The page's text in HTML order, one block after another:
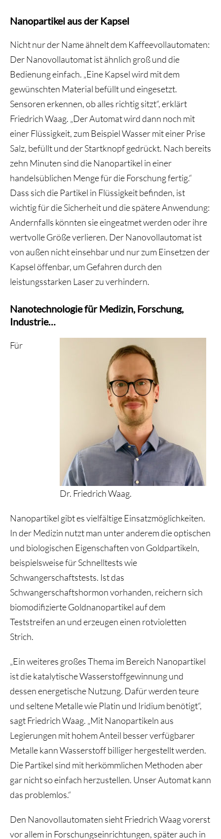
Nanopartikel aus der Kapsel
Nicht nur der Name ähnelt dem Kaffeevollautomaten:
Der Nanovollautomat ist ähnlich groß und die
Bedienung einfach. „Eine Kapsel wird mit dem
gewünschten Material befüllt und eingesetzt.
Sensoren erkennen, ob alles richtig sitzt“, erklärt
Friedrich Waag. „Der Automat wird dann noch mit
einer Flüssigkeit, zum Beispiel Wasser mit einer Prise
Salz, befüllt und der Startknopf gedrückt. Nach bereits
zehn Minuten sind die Nanopartikel in einer
handelsüblichen Menge für die Forschung fertig.“
Dass sich die Partikel in Flüssigkeit befinden, ist
wichtig für die Sicherheit und die spätere Anwendung:
Andernfalls könnten sie eingeatmet werden oder ihre
wertvolle Größe verlieren. Der Nanovollautomat ist
von außen nicht einsehbar und nur zum Einsetzen der
Kapsel öffenbar, um Gefahren durch den
leistungsstarken Laser zu verhindern.
Nanotechnologie für Medizin, Forschung,
Industrie…
Dr. Friedrich Waag.
Für
Nanopartikel gibt es vielfältige Einsatzmöglichkeiten.
In der Medizin nutzt man unter anderem die optischen
und biologischen Eigenschaften von Goldpartikeln,
beispielsweise für Schnelltests wie
Schwangerschaftstests. Ist das
Schwangerschaftshormon vorhanden, reichern sich
biomodifizierte Goldnanopartikel auf dem
Teststreifen an und erzeugen einen rotvioletten
Strich.
„Ein weiteres großes Thema im Bereich Nanopartikel
ist die katalytische Wasserstoffgewinnung und
dessen energetische Nutzung. Dafür werden teure
und seltene Metalle wie Platin und Iridium benötigt“,
sagt Friedrich Waag. „Mit Nanopartikeln aus
Legierungen mit hohem Anteil besser verfügbarer
Metalle kann Wasserstoff billiger hergestellt werden.
Die Partikel sind mit herkömmlichen Methoden aber
gar nicht so einfach herzustellen. Unser Automat kann
das problemlos.“
Den Nanovollautomaten sieht Friedrich Waag vorerst
vor allem in Forschungseinrichtungen, später auch in